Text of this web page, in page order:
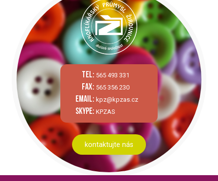
tel: 565 493 331
fax: 565 356 230
email: kpz@kpzas.cz
skype: KPZAS
kontaktujte nás